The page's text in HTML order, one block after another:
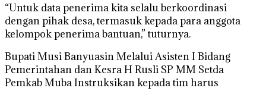
“Untuk data penerima kita selalu berkoordinasi
dengan pihak desa, termasuk kepada para anggota
kelompok penerima bantuan,” tuturnya.
Bupati Musi Banyuasin Melalui Asisten I Bidang
Pemerintahan dan Kesra H Rusli SP MM Setda
Pemkab Muba Instruksikan kepada tim harus